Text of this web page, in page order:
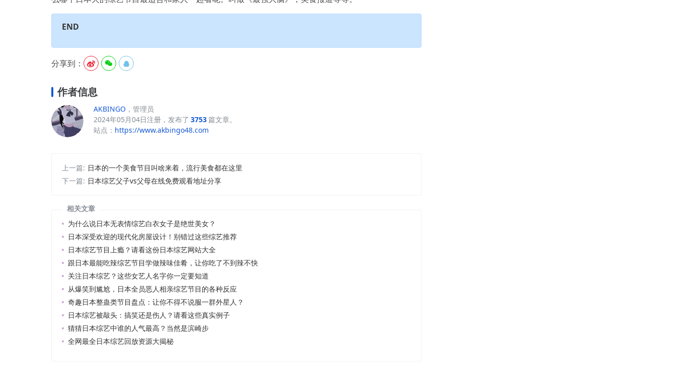
END
分享到：   
作者信息
AKBINGO ，管理员
2024年05月04日注册，发布了 3753篇文章。
站点： https://www.akbingo48.com
上一篇: 日本的一个美食节目叫啥来着，流行美食都在这里
下一篇: 日本综艺父子vs父母在线免费观看地址分享
相关文章
为什么说日本无表情综艺白衣女子是绝世美女？
日本深受欢迎的现代化房屋设计！别错过这些综艺推荐
日本综艺节目上瘾？请看这份日本综艺网站大全
跟日本最能吃辣综艺节目学做辣味佳肴，让你吃了不到辣不快
关注日本综艺？这些女艺人名字你一定要知道
从爆笑到尴尬，日本全员恶人相亲综艺节目的各种反应
奇趣日本整蛊类节目盘点：让你不得不说服一群外星人？
日本综艺被敲头：搞笑还是伤人？请看这些真实例子
猜猜日本综艺中谁的人气最高？当然是滨崎步
全网最全日本综艺回放资源大揭秘